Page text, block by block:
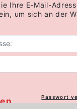
Ihre E-Mail-
um sich an der
Passwort